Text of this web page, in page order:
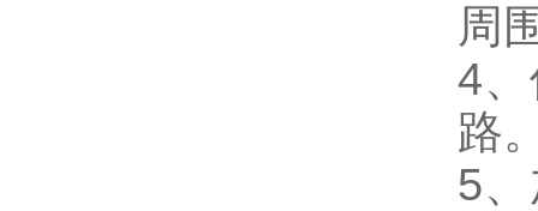
周
4
路
5